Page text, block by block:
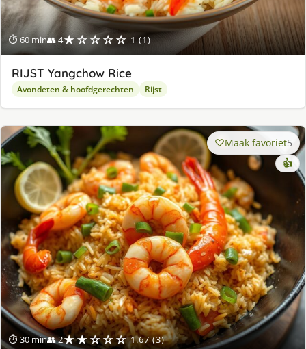
⏱ 60 min👥 4★☆☆☆☆ 1 (1)
RIJST Yangchow Rice
Avondeten & hoofdgerechten Rijst
⏱ 30 min👥 2★★☆☆☆ 1.67 (3)
Maak favoriet5
👍